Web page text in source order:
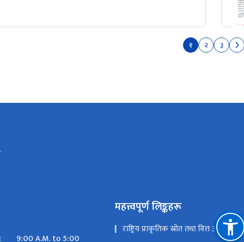
१ २ ३
9:00 A.M. to 5:00
महत्त्वपूर्ण लिङ्कहरू
राष्ट्रिय प्राकृतिक स्रोत तथा वित्त आयोग